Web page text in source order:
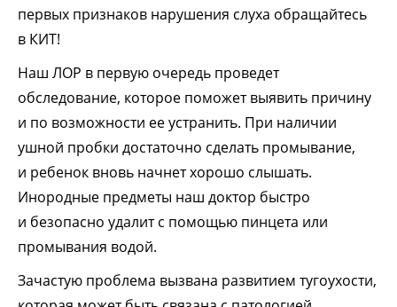
первых признаков нарушения слуха обращайтесь
в КИТ!
Наш ЛОР в первую очередь проведет
обследование, которое поможет выявить причину
и по возможности ее устранить. При наличии
ушной пробки достаточно сделать промывание,
и ребенок вновь начнет хорошо слышать.
Инородные предметы наш доктор быстро
и безопасно удалит с помощью пинцета или
промывания водой.
Зачастую проблема вызвана развитием тугоухости,